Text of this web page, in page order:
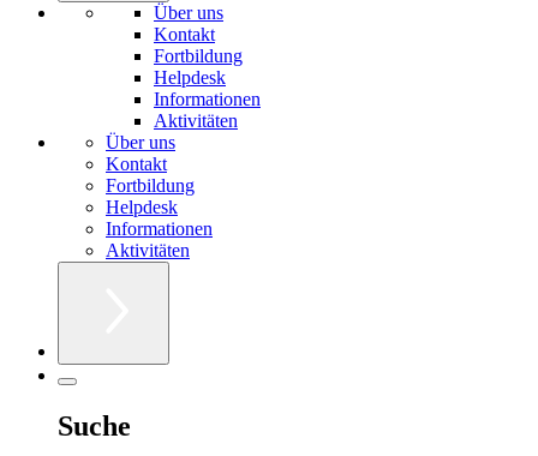
Über uns
Kontakt
Fortbildung
Helpdesk
Informationen
Aktivitäten
Über uns
Kontakt
Fortbildung
Helpdesk
Informationen
Aktivitäten
Suche